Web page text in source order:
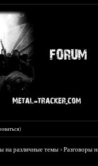
)
на различные темы ›Разговоры